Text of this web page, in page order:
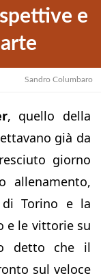
e
Sandro Columbaro
, quello della
già da
giorno
allenamento,
Torino e la
e le vittorie su
detto che il
sul veloce